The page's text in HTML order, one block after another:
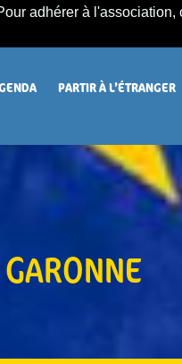
adhérer à l'association,
PARTIR À L’ÉTRANGER